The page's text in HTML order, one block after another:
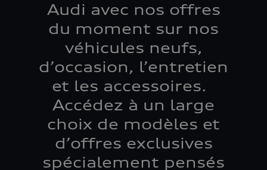
Audi avec nos offres
du moment sur nos
véhicules neufs,
d’occasion, l’entretien
et les accessoires.
Accédez à un large
choix de modèles et
d’offres exclusives
spécialement pensés